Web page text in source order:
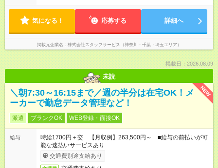
気になる！ 応募する 詳細へ
掲載元企業名 株式会社スタッフサービス（神奈川・千葉・埼玉エリア）
掲載日：2026.08.09
未読
NEW
＼朝7:30～16:15まで／週の半分は在宅OK！メ
ーカーで勤怠データ管理など！
派遣 ブランクOK WEB登録・面接OK
給与
時給1700円＋交 【月収例】263,500円～ ■給与の前払いが可
能な速払いサービスあり
交通費別途支給あり